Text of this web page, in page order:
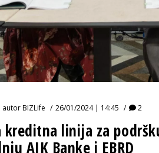
autorBIZLife 26/01/2024 | 14:45 2
kreditna linija za
AIK Banke i EBRD